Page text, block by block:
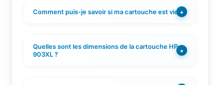
Comment puis-je savoir si ma cartouche est vide ?
+
Quelles sont les dimensions de la cartouche HP
903XL ?
+